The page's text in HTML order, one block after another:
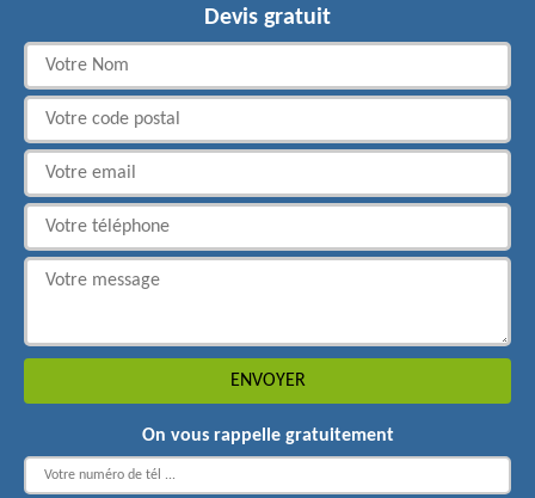
Devis gratuit
On vous rappelle gratuitement